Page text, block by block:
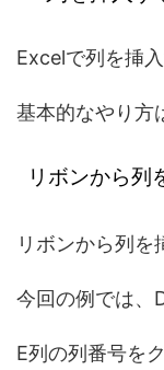
Excelで列を挿
基本的なやり方
リボンから列
リボンから列を
今回の例では、
E列の列番号を